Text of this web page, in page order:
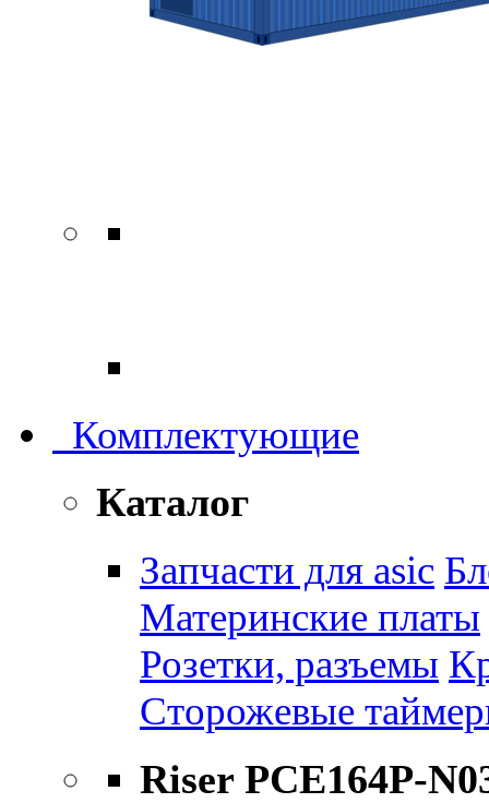
Комплектующие
Каталог
Запчасти для asic
Материнские платы
Розетки, разъемы
Сторожевые
Riser PCE164P-